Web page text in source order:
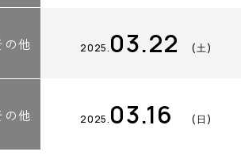
の他 2025.03.22 (土)
の他 2025.03.16 (日)